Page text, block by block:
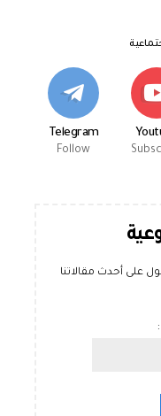
Telegram
Follow
على أحدث مقالاتنا